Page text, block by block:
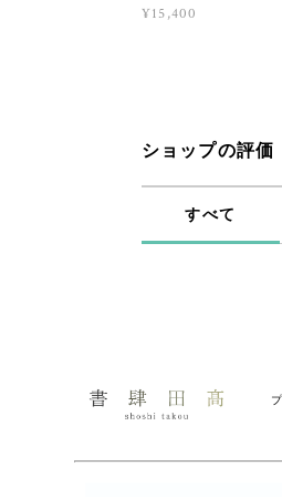
¥15,400
ショップの評価
すべて